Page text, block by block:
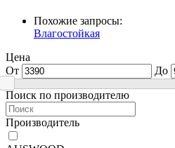
Похожие запросы:
Влагостойкая
Цена
От
До
Поиск по производителю
Производитель